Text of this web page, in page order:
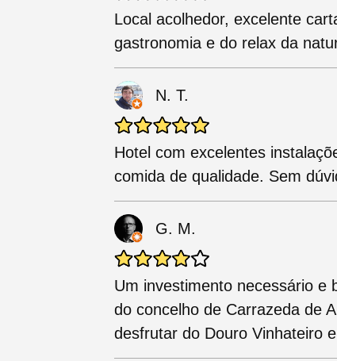
Local acolhedor, excelente
gastronomia e do relax da
N. T.
Hotel com excelentes
comida de qualidade. Sem
G. M.
Um investimento necessário e
do concelho de Carrazeda de
desfrutar do Douro Vinhateiro